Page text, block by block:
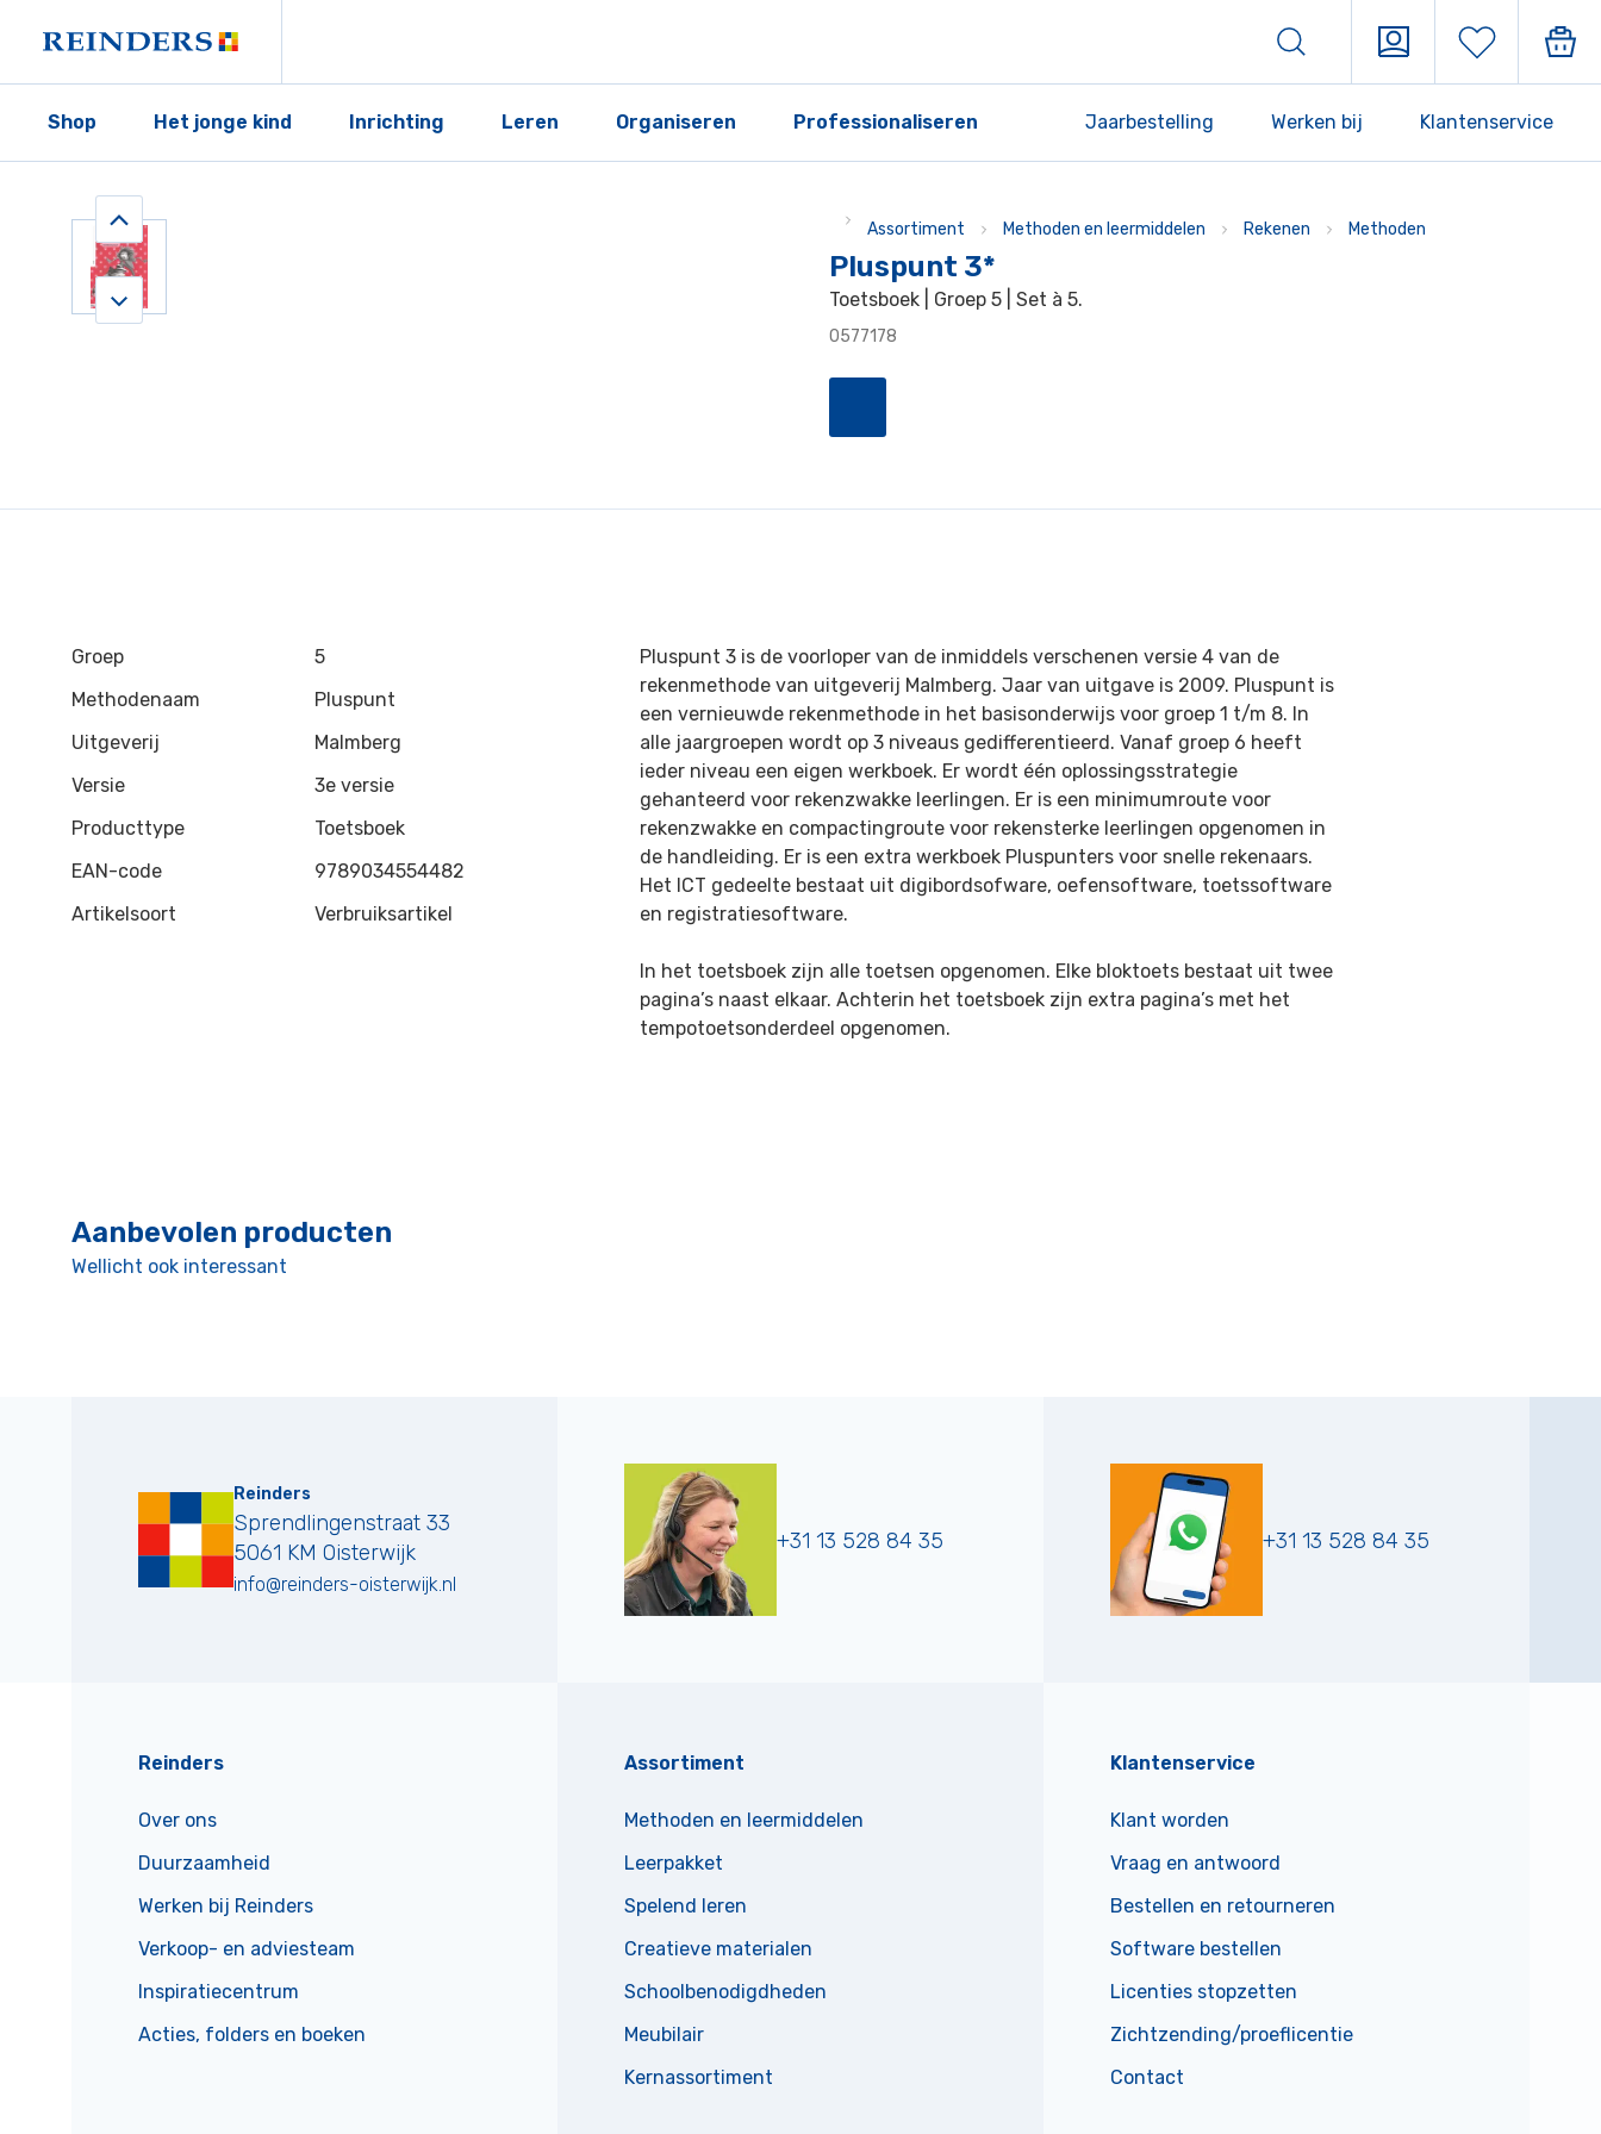
Shop Het jonge kind Inrichting Leren Organiseren Professionaliseren Jaarbestelling Werken bij Klantenservice
Assortiment Methoden en leermiddelen Rekenen Methoden
Pluspunt 3*
Toetsboek | Groep 5 | Set à 5.
0577178
Groep
5
Methodenaam
Pluspunt
Uitgeverij
Malmberg
Versie
3e versie
Producttype
Toetsboek
EAN-code
9789034554482
Artikelsoort
Verbruiksartikel
Pluspunt 3 is de voorloper van de inmiddels verschenen versie 4 van de
rekenmethode van uitgeverij Malmberg. Jaar van uitgave is 2009. Pluspunt is
een vernieuwde rekenmethode in het basisonderwijs voor groep 1 t/m 8. In
alle jaargroepen wordt op 3 niveaus gedifferentieerd. Vanaf groep 6 heeft
ieder niveau een eigen werkboek. Er wordt één oplossingsstrategie
gehanteerd voor rekenzwakke leerlingen. Er is een minimumroute voor
rekenzwakke en compactingroute voor rekensterke leerlingen opgenomen in
de handleiding. Er is een extra werkboek Pluspunters voor snelle rekenaars.
Het ICT gedeelte bestaat uit digibordsofware, oefensoftware, toetssoftware
en registratiesoftware.
In het toetsboek zijn alle toetsen opgenomen. Elke bloktoets bestaat uit twee
pagina’s naast elkaar. Achterin het toetsboek zijn extra pagina’s met het
tempotoetsonderdeel opgenomen.
Aanbevolen producten
Wellicht ook interessant
Reinders
Sprendlingenstraat 33
5061 KM Oisterwijk
info@reinders-oisterwijk.nl
+31 13 528 84 35 +31 13 528 84 35
Reinders
Over ons
Duurzaamheid
Werken bij Reinders
Verkoop- en adviesteam
Inspiratiecentrum
Acties, folders en boeken
Assortiment
Methoden en leermiddelen
Leerpakket
Spelend leren
Creatieve materialen
Schoolbenodigdheden
Meubilair
Kernassortiment
Klantenservice
Klant worden
Vraag en antwoord
Bestellen en retourneren
Software bestellen
Licenties stopzetten
Zichtzending/proeflicentie
Contact